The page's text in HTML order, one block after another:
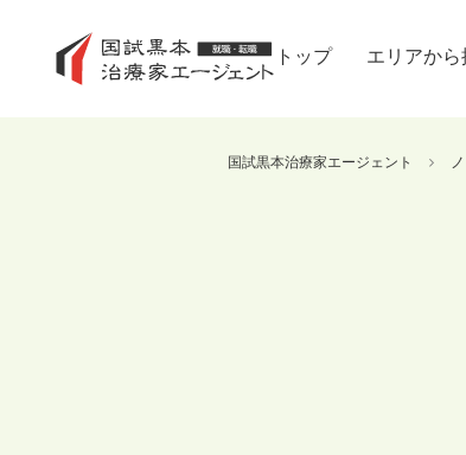
トップ エリアから
国試黒本治療家エージェント